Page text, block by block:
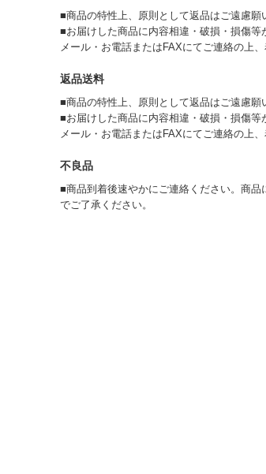
■商品の特性上、原則として返品はご遠慮願
■お届けした商品に内容相違・破損・損傷
メール・お電話またはFAXにてご連絡の上
返品送料
■商品の特性上、原則として返品はご遠慮願
■お届けした商品に内容相違・破損・損傷
メール・お電話またはFAXにてご連絡の上
不良品
■商品到着後速やかにご連絡ください。商
でご了承ください。